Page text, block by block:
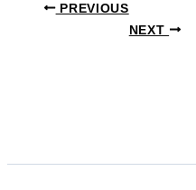
PREVIOUS
NEXT